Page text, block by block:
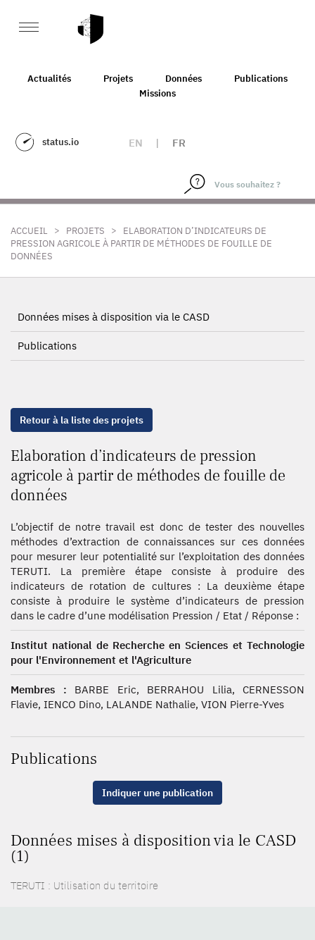
Actualités Projets Données
Publications
Missions
status.io EN | FR
ACCUEIL > PROJETS >
ELABORATION D’INDICATEURS DE
PRESSION AGRICOLE À PARTIR DE MÉTHODES DE FOUILLE DE
DONNÉES
Données mises à disposition via le CASD
Publications
Retour à la liste des projets
Elaboration d’indicateurs de pression
agricole à partir de méthodes de fouille de
données
L’objectif de notre travail est donc de tester des nouvelles
méthodes d’extraction de connaissances sur ces données
pour mesurer leur potentialité sur l’exploitation des données
TERUTI. La première étape consiste à produire des
indicateurs de rotation de cultures : La deuxième étape
consiste à produire le système d’indicateurs de pression
dans le cadre d’une modélisation Pression / Etat / Réponse :
Institut national de Recherche en Sciences et Technologie
pour l'Environnement et l'Agriculture
Membres : BARBE Eric, BERRAHOU Lilia, CERNESSON
Flavie, IENCO Dino, LALANDE Nathalie, VION Pierre-Yves
Publications
Indiquer une publication
Données mises à disposition via le CASD
(1)
TERUTI : Utilisation du territoire